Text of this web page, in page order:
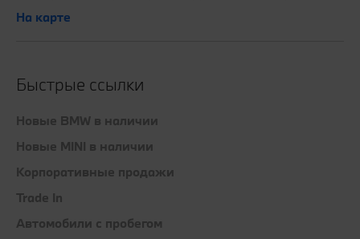
На карте
Быстрые ссылки
Новые BMW в наличии
Новые MINI в наличии
Корпоративные продажи
Trade In
Автомобили с пробегом